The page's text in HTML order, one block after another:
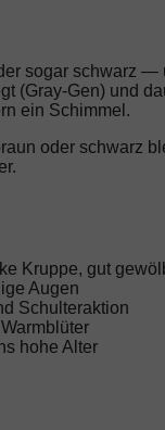
sogar schwarz —
(Gray-Gen) und
ein Schimmel.
oder schwarz
Kruppe, gut
Augen
Schulteraktion
hohe Alter